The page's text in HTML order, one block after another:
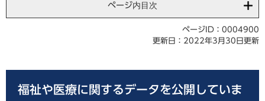
ページ内目次
ページID：0004900
更新日：2022年3月30日更新
福祉や医療に関するデータを公開していま